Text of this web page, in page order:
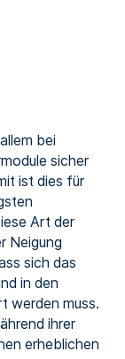
bei
sicher
ist dies für
Art der
Neigung
sich das
in den
werden muss.
ihrer
erheblichen